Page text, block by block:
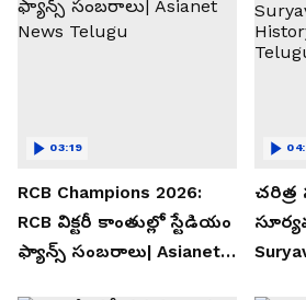
RCB Champions 2026:
RCB విక్టరీ కాంతుల్లో స్టేడియం
ఫ్యాన్స్ సంబరాలు| Asianet
03:19
చరిత్ర